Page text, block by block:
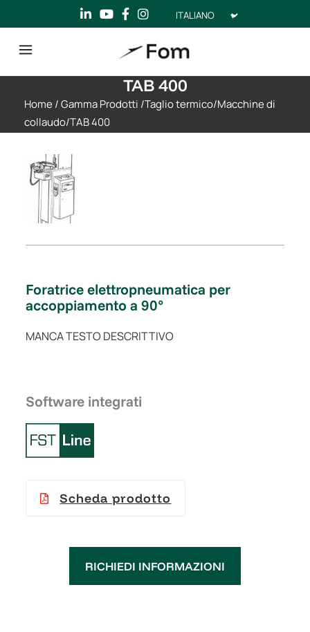
Scegli
una
lingua
TAB 400
Home /Gamma Prodotti /Taglio termico/Macchine di
collaudo/TAB 400
Foratrice elettropneumatica per
accoppiamento a 90°
MANCA TESTO DESCRITTIVO
Software integrati
Scheda prodotto
RICHIEDI INFORMAZIONI